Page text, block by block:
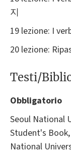
지
19 lezione: I
20 lezione:
Testi/
Obbligatorio
Seoul National
Student's
National